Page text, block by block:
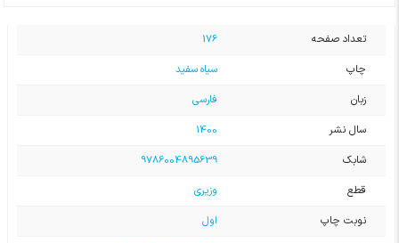
تعداد صفحه
176
چاپ
سیاه سفید
زبان
فارسی
سال نشر
1400
شابک
9786004895639
قطع
وزیری
نوبت چاپ
اول